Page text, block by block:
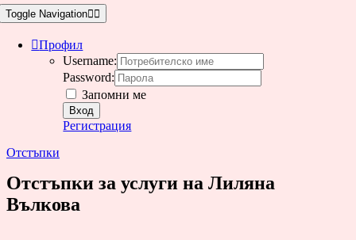
Toggle Navigation
Профил
Username:
Password:
Запомни ме
Регистрация
Отстъпки
Отстъпки за услуги на Лиляна
Вълкова